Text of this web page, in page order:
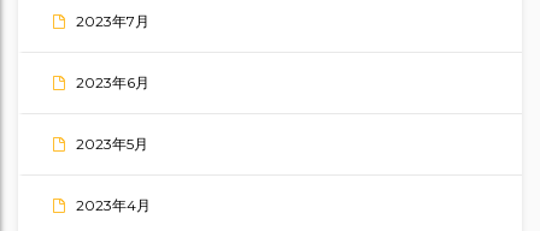
2023年7月
2023年6月
2023年5月
2023年4月